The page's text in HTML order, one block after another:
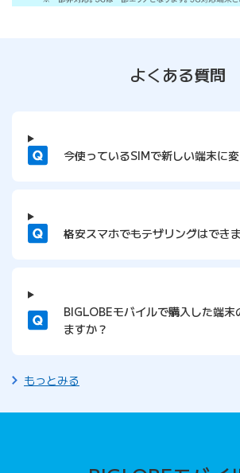
よくある質問
質問 今使っているSIMで新しい端末に
質問 格安スマホでもテザリングはでき
質問
BIGLOBEモバイルで購入した端末
ますか？
もっとみる